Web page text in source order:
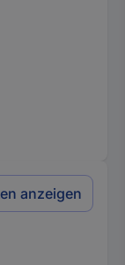
anzeigen